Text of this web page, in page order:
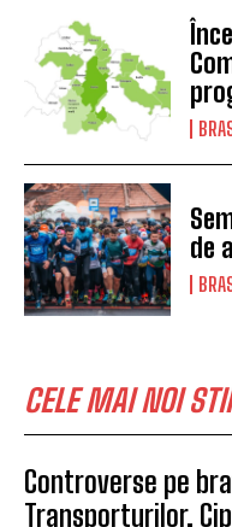
de
CELE MAI NOI
Controverse pe
Transporturilor,